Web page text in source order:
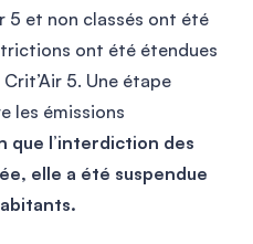
5 et non classés ont été
ont été étendues
5. Une étape
les émissions
que l’interdiction des
elle a été suspendue